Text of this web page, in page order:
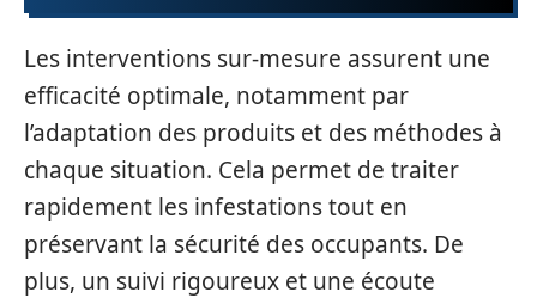
Les interventions sur-mesure assurent une
efficacité optimale, notamment par
l’adaptation des produits et des méthodes à
chaque situation. Cela permet de traiter
rapidement les infestations tout en
préservant la sécurité des occupants. De
plus, un suivi rigoureux et une écoute